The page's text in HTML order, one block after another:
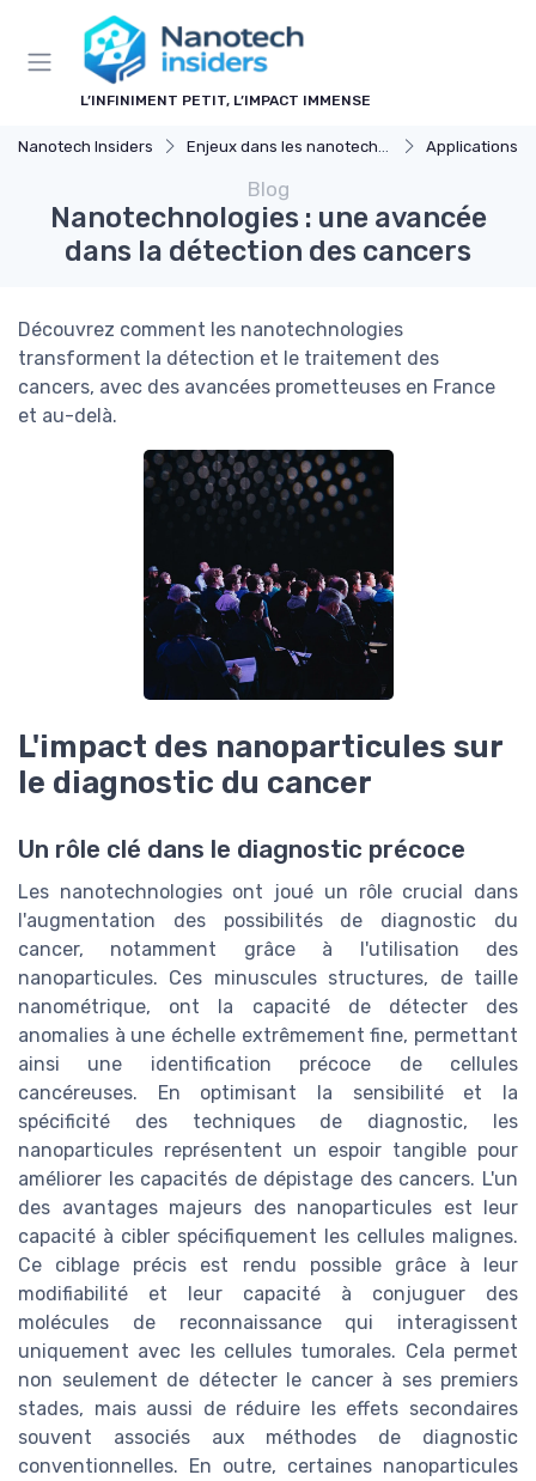
L’INFINIMENT PETIT, L’IMPACT IMMENSE
Nanotech Insiders Enjeux dans les nanotechnologies Applications
Blog
Nanotechnologies : une avancée
dans la détection des cancers
Découvrez comment les nanotechnologies
transforment la détection et le traitement des
cancers, avec des avancées prometteuses en France
et au-delà.
L'impact des nanoparticules sur
le diagnostic du cancer
Un rôle clé dans le diagnostic précoce
Les nanotechnologies ont joué un rôle crucial dans
l'augmentation des possibilités de diagnostic du
cancer, notamment grâce à l'utilisation des
nanoparticules. Ces minuscules structures, de taille
nanométrique, ont la capacité de détecter des
anomalies à une échelle extrêmement fine, permettant
ainsi une identification précoce de cellules
cancéreuses. En optimisant la sensibilité et la
spécificité des techniques de diagnostic, les
nanoparticules représentent un espoir tangible pour
améliorer les capacités de dépistage des cancers. L'un
des avantages majeurs des nanoparticules est leur
capacité à cibler spécifiquement les cellules malignes.
Ce ciblage précis est rendu possible grâce à leur
modifiabilité et leur capacité à conjuguer des
molécules de reconnaissance qui interagissent
uniquement avec les cellules tumorales. Cela permet
non seulement de détecter le cancer à ses premiers
stades, mais aussi de réduire les effets secondaires
souvent associés aux méthodes de diagnostic
conventionnelles. En outre, certaines nanoparticules
Panneau de gestion des cookies